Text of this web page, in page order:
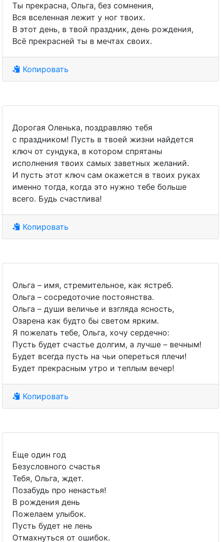
Ты прекрасна, Ольга, без сомнения,
Вся вселенная лежит у ног твоих.
В этот день, в твой праздник, день рождения,
Всё прекрасней ты в мечтах своих.
Копировать
Дорогая Оленька, поздравляю тебя
с праздником! Пусть в твоей жизни найдется
ключ от сундука, в котором спрятаны
исполнения твоих самых заветных желаний.
И пусть этот ключ сам окажется в твоих руках
именно тогда, когда это нужно тебе больше
всего. Будь счастлива!
Копировать
Ольга – имя, стремительное, как ястреб.
Ольга – сосредоточие постоянства.
Ольга – души величье и взгляда ясность,
Озарена как будто бы светом ярким.
Я пожелать тебе, Ольга, хочу сердечно:
Пусть будет счастье долгим, а лучше – вечным!
Будет всегда пусть на чьи опереться плечи!
Будет прекрасным утро и теплым вечер!
Копировать
Еще один год
Безусловного счастья
Тебя, Ольга, ждет.
Позабудь про ненастья!
В рождения день
Пожелаем улыбок.
Пусть будет не лень
Отмахнуться от ошибок.